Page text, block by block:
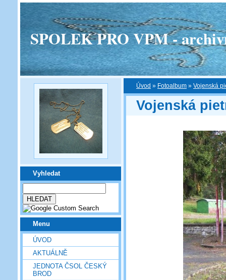
SPOLEK PRO VPM -
Vyhledat
Menu
ÚVOD
AKTUÁLNĚ
JEDNOTA ČSOL ČESKÝ
BROD
Úvod » Fotoalbum » Vojenská
Vojenská